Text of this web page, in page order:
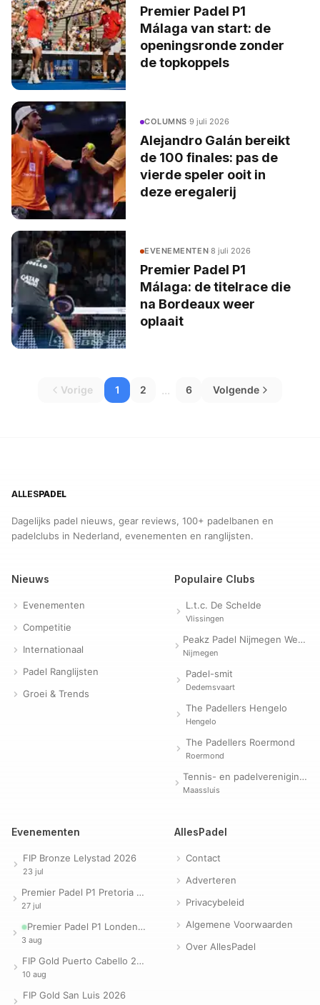
Premier Padel P1
Málaga van start: de
openingsronde zonder
de topkoppels
COLUMNS·9 juli 2026
Alejandro Galán bereikt
de 100 finales: pas de
vierde speler ooit in
deze eregalerij
EVENEMENTEN·8 juli 2026
Premier Padel P1
Málaga: de titelrace die
na Bordeaux weer
oplaait
Vorige 1 2 ... 6 Volgende
ALLESPADEL
Dagelijks padel nieuws, gear reviews, 100+ padelbanen en
padelclubs in Nederland, evenementen en ranglijsten.
Nieuws
Evenementen
Competitie
Internationaal
Padel Ranglijsten
Groei & Trends
Populaire Clubs
L.t.c. De Schelde
Vlissingen
Peakz Padel Nijmegen Westerpark | Padelclub
Nijmegen
Padel-smit
Dedemsvaart
The Padellers Hengelo
Hengelo
The Padellers Roermond
Roermond
Tennis- en padelvereniging Evergreen
Maassluis
Evenementen
FIP Bronze Lelystad 2026
23 jul
Premier Padel P1 Pretoria 2026
27 jul
Premier Padel P1 Londen 2026
3 aug
FIP Gold Puerto Cabello 2026
10 aug
FIP Gold San Luis 2026
AllesPadel
Contact
Adverteren
Privacybeleid
Algemene Voorwaarden
Over AllesPadel